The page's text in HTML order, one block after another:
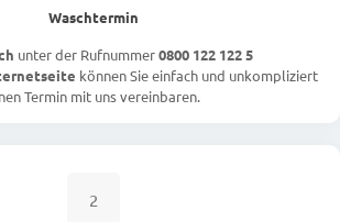
Waschtermin
unter der Rufnummer0800 122 122 5
können Sie einfach und unkompliziert
Termin mit uns vereinbaren.
2